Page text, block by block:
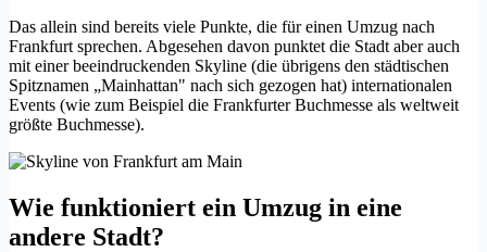
Das allein sind bereits viele Punkte, die für einen Umzug nach
Frankfurt sprechen. Abgesehen davon punktet die Stadt aber auch
mit einer beeindruckenden Skyline (die übrigens den städtischen
Spitznamen „Mainhattan" nach sich gezogen hat) internationalen
Events (wie zum Beispiel die Frankfurter Buchmesse als weltweit
größte Buchmesse).
Wie funktioniert ein Umzug in eine
andere Stadt?